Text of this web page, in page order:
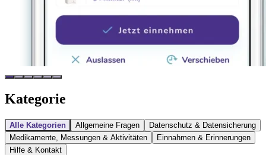
Kategorie
Alle Kategorien Allgemeine Fragen
Datenschutz & Datensicherung
Medikamente, Messungen & Aktivitäten
Einnahmen & Erinnerungen
Hilfe & Kontakt